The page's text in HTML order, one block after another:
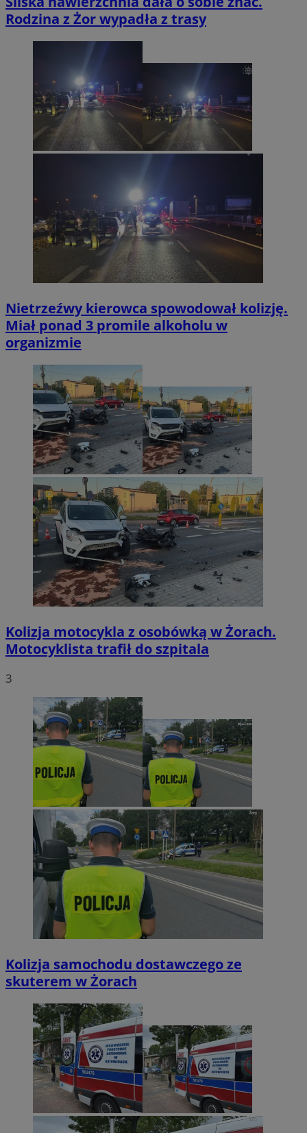
Rodzina z Żor wypadła z trasy
Nietrzeźwy kierowca spowodował kolizję.
Miał ponad 3 promile alkoholu w
organizmie
Kolizja motocykla z osobówką w Żorach.
Motocyklista trafił do szpitala
3
Kolizja samochodu dostawczego ze
skuterem w Żorach